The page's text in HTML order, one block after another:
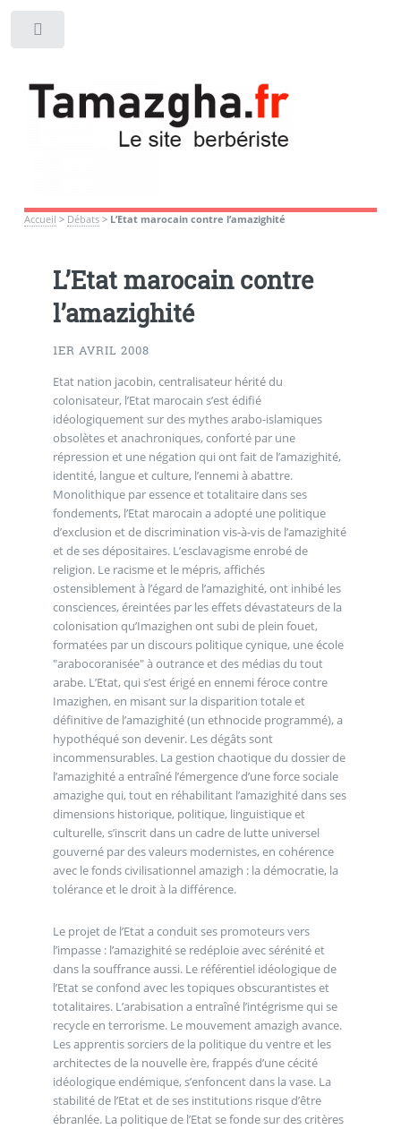
Accueil > Débats> L’Etat marocain contre l’amazighité
L’Etat marocain contre
l’amazighité
1ER AVRIL 2008
Etat nation jacobin, centralisateur hérité du
colonisateur, l’Etat marocain s’est édifié
idéologiquement sur des mythes arabo-islamiques
obsolètes et anachroniques, conforté par une
répression et une négation qui ont fait de l’amazighité,
identité, langue et culture, l’ennemi à abattre.
Monolithique par essence et totalitaire dans ses
fondements, l’Etat marocain a adopté une politique
d’exclusion et de discrimination vis-à-vis de l’amazighité
et de ses dépositaires. L’esclavagisme enrobé de
religion. Le racisme et le mépris, affichés
ostensiblement à l’égard de l’amazighité, ont inhibé les
consciences, éreintées par les effets dévastateurs de la
colonisation qu’Imazighen ont subi de plein fouet,
formatées par un discours politique cynique, une école
"arabocoranisée" à outrance et des médias du tout
arabe. L’Etat, qui s’est érigé en ennemi féroce contre
Imazighen, en misant sur la disparition totale et
définitive de l’amazighité (un ethnocide programmé), a
hypothéqué son devenir. Les dégâts sont
incommensurables. La gestion chaotique du dossier de
l’amazighité a entraîné l’émergence d’une force sociale
amazighe qui, tout en réhabilitant l’amazighité dans ses
dimensions historique, politique, linguistique et
culturelle, s’inscrit dans un cadre de lutte universel
gouverné par des valeurs modernistes, en cohérence
avec le fonds civilisationnel amazigh : la démocratie, la
tolérance et le droit à la différence.
Le projet de l’Etat a conduit ses promoteurs vers
l’impasse : l’amazighité se redéploie avec sérénité et
dans la souffrance aussi. Le référentiel idéologique de
l’Etat se confond avec les topiques obscurantistes et
totalitaires. L’arabisation a entraîné l’intégrisme qui se
recycle en terrorisme. Le mouvement amazigh avance.
Les apprentis sorciers de la politique du ventre et les
architectes de la nouvelle ère, frappés d’une cécité
idéologique endémique, s’enfoncent dans la vase. La
stabilité de l’Etat et de ses institutions risque d’être
ébranlée. La politique de l’Etat se fonde sur des critères